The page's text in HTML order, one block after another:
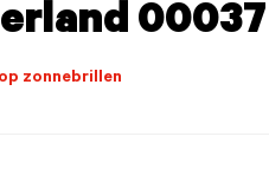
00037
zonnebrillen